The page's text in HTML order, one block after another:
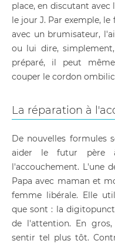
place, en discutant
le jour J. Par exemple,
avec un brumisateur,
ou lui dire,
préparé, il peut
couper le cordon
La réparation à
De nouvelles formules
aider le futur père
l'accouchement. L'une
Papa avec maman et
femme libérale. Elle
que sont : la
de l'attention. En
sentir tel plus tôt.